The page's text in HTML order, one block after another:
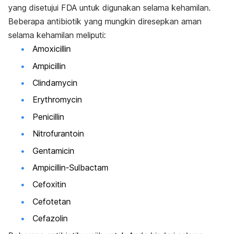
yang disetujui FDA untuk digunakan selama kehamilan.
Beberapa antibiotik yang mungkin diresepkan aman
selama kehamilan meliputi:
Amoxicillin
Ampicillin
Clindamycin
Erythromycin
Penicillin
Nitrofurantoin
Gentamicin
Ampicillin-Sulbactam
Cefoxitin
Cefotetan
Cefazolin